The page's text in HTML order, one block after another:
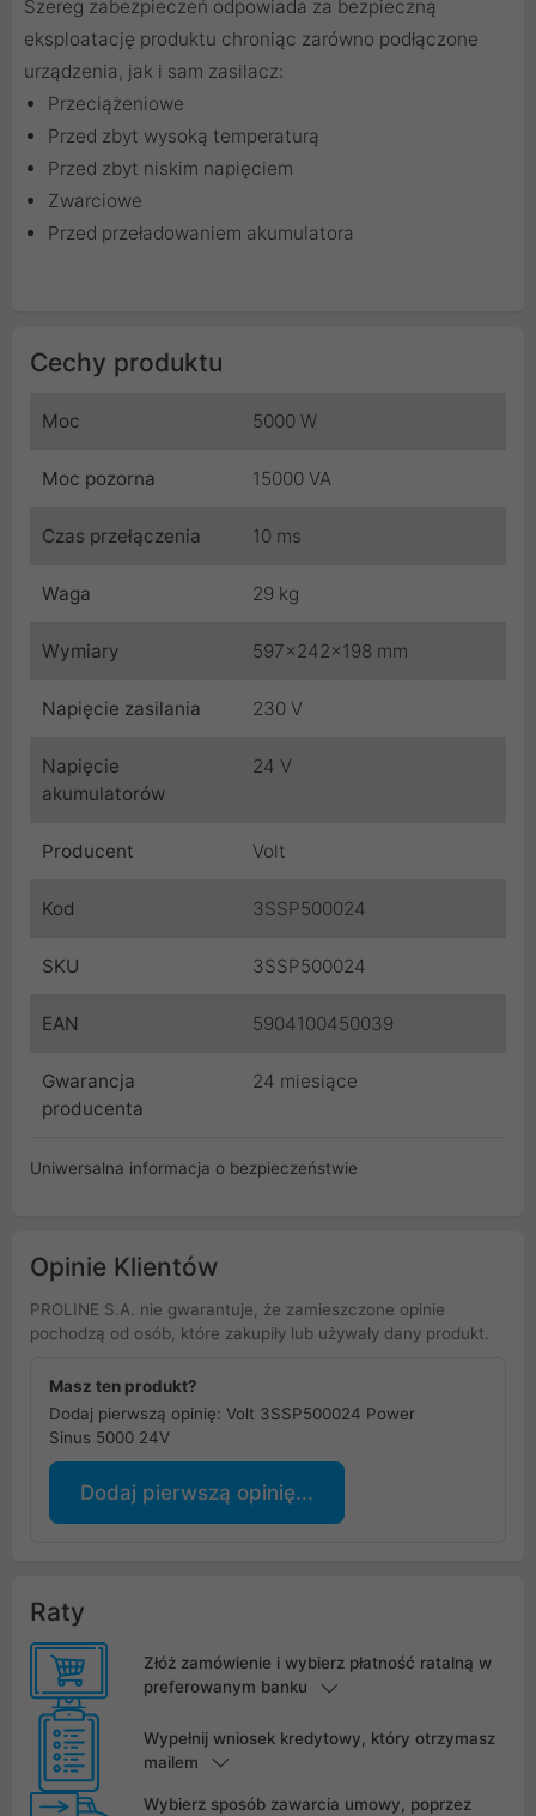
Szereg zabezpieczeń odpowiada za bezpieczną
eksploatację produktu chroniąc zarówno podłączone
urządzenia, jak i sam zasilacz:
Przeciążeniowe
Przed zbyt wysoką temperaturą
Przed zbyt niskim napięciem
Zwarciowe
Przed przeładowaniem akumulatora
Cechy produktu
Moc 5000 W
Moc pozorna 15000 VA
Czas przełączenia 10 ms
Waga 29 kg
Wymiary 597x242x198 mm
Napięcie zasilania 230 V
Napięcie
akumulatorów
24 V
Producent Volt
Kod 3SSP500024
SKU 3SSP500024
EAN 5904100450039
Gwarancja
producenta
24 miesiące
Uniwersalna informacja o bezpieczeństwie
Opinie Klientów
PROLINE S.A. nie gwarantuje, że zamieszczone opinie
pochodzą od osób, które zakupiły lub używały dany produkt.
Masz ten produkt?
Dodaj pierwszą opinię: Volt 3SSP500024 Power
Sinus 5000 24V
Dodaj pierwszą opinię...
Raty
Złóż zamówienie i wybierz płatność ratalną w
preferowanym banku
Wypełnij wniosek kredytowy, który otrzymasz
mailem
Wybierz sposób zawarcia umowy, poprzez